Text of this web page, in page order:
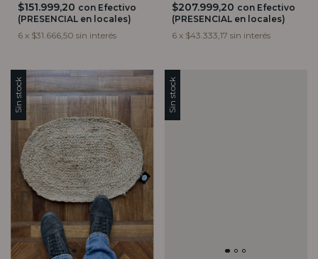
$151.999,20 con Efectivo
(PRESENCIAL en locales)
6 x $31.666,50 sin interés
$207.999,20 con Efectivo
(PRESENCIAL en locales)
6 x $43.333,17 sin interés
Sin stock Sin stock